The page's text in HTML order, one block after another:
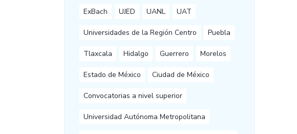
ExBach UJED UANL UAT
Universidades de la Región Centro Puebla
Tlaxcala Hidalgo Guerrero Morelos
Estado de México Ciudad de México
Convocatorias a nivel superior
Universidad Autónoma Metropolitana